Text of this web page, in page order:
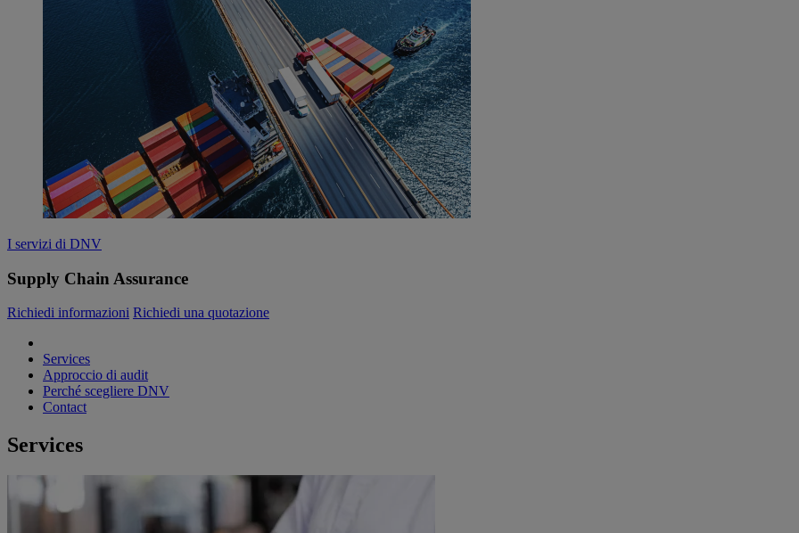
I servizi di DNV
Supply Chain Assurance
Richiedi informazioni Richiedi una quotazione
Services
Approccio di audit
Perché scegliere DNV
Contact
Services